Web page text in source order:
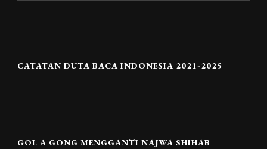
CATATAN DUTA BACA INDONESIA 2021-2025
GOL A GONG MENGGANTI NAJWA SHIHAB